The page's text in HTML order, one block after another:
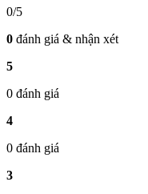
0/5
0 đánh giá & nhận xét
5
0 đánh giá
4
0 đánh giá
3